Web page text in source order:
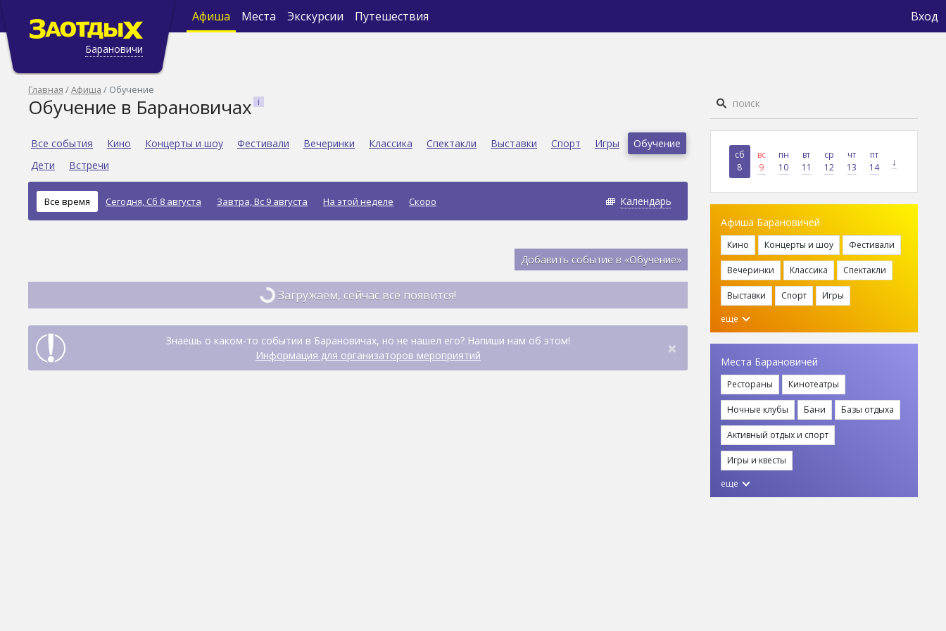
Барановичи
Афиша Места Экскурсии Путешествия Вход
Главная Афиша Обучение
Обучение в Барановичах
Все события Кино Концерты и шоу Фестивали Вечеринки Классика Спектакли Выставки Спорт Игры
Обучение
Дети
Встречи
Все время Сегодня, Сб 8 августа Завтра, Вс 9 августа На этой неделе Скоро Календарь
Добавить событие в «Обучение»
Загружаем, сейчас всё появится!
Знаешь о каком-то событии в Барановичах, но не нашел его? Напиши нам об этом!
Информация для организаторов мероприятий
×
сб
8
вс
9
пн
10
вт
11
ср
12
чт
13
пт
14
↓
Афиша Барановичей
Кино Концерты и шоу Фестивали
Вечеринки Классика Спектакли
Выставки Спорт
Игры
еще
Места Барановичей
Рестораны Кинотеатры
Ночные клубы Бани Базы отдыха
Активный отдых и спорт
Игры и квесты
еще